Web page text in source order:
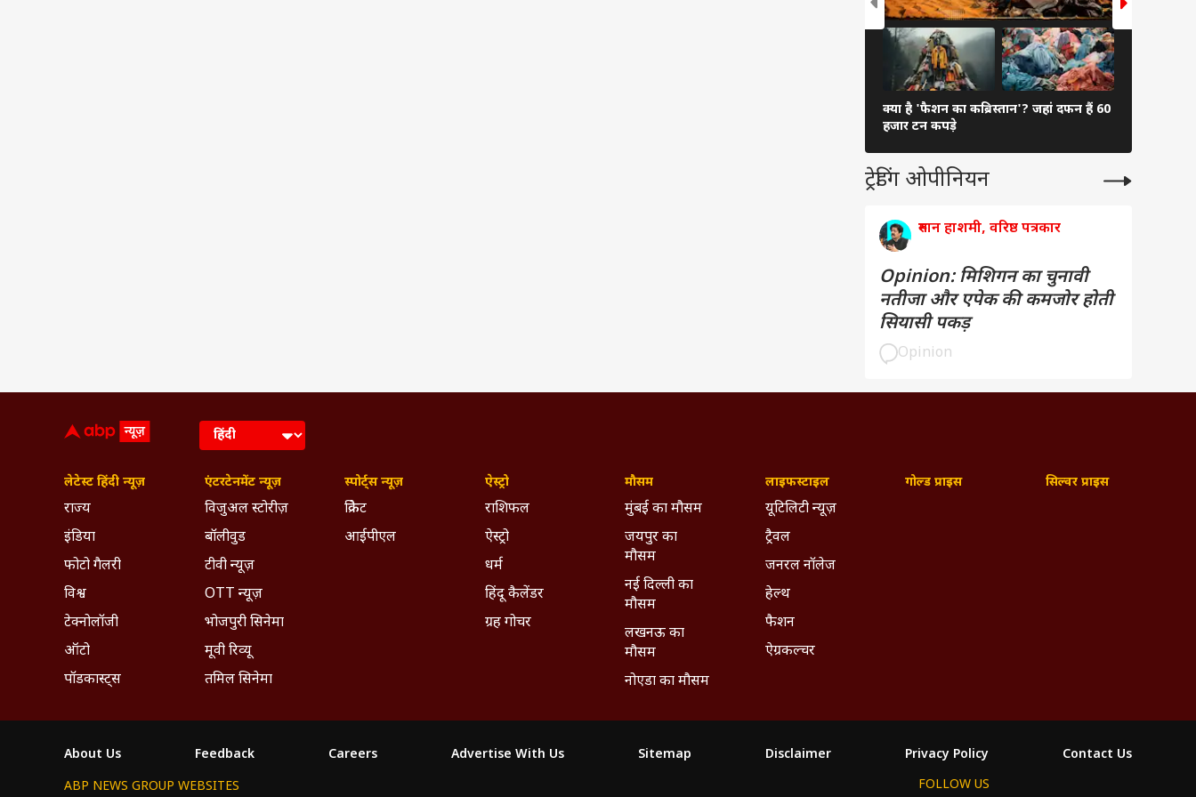
क्या है 'फैशन का कब्रिस्तान'? जहां दफन हैं 60
हजार टन कपड़े
ट्रेडिंग ओपीनियन
रुमान हाशमी, वरिष्ठ पत्रकार
Opinion: मिशिगन का चुनावी
नतीजा और एपेक की कमजोर होती
सियासी पकड़
Opinion
लेटेस्ट हिंदी न्यूज़
राज्य
इंडिया
फोटो गैलरी
विश्व
टेक्नोलॉजी
ऑटो
पॉडकास्ट्स
एंटरटेनमेंट न्यूज़
विजुअल स्टोरीज़
बॉलीवुड
टीवी न्यूज़
OTT न्यूज़
भोजपुरी सिनेमा
मूवी रिव्यू
तमिल सिनेमा
स्पोर्ट्स न्यूज़
क्रिकेट
आईपीएल
ऐस्ट्रो
राशिफल
ऐस्ट्रो
धर्म
हिंदू कैलेंडर
ग्रह गोचर
मौसम
मुंबई का मौसम
जयपुर का
मौसम
नई दिल्ली का
मौसम
लखनऊ का
मौसम
नोएडा का मौसम
लाइफस्टाइल
यूटिलिटी न्यूज़
ट्रैवल
जनरल नॉलेज
हेल्थ
फैशन
ऐग्रकल्चर
गोल्ड प्राइस सिल्वर प्राइस
About Us Feedback Careers Advertise With Us Sitemap Disclaimer Privacy Policy
Contact Us
ABP NEWS GROUP WEBSITES
FOLLOW US